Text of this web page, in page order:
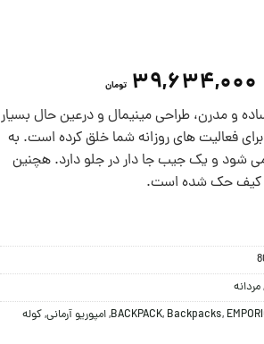
39,634,000 تومان
و مدرن، طراحی مینیمال و درعین حال بسیار
فعالیت های روزانه شما خلق کرده است. به
می شود و یک جیب جا دار در جلو دارد. هچنین
کیف حک شده است.
,مردانه
BACKPACK, Backpacks,
,امپوریو آرمانی,کوله